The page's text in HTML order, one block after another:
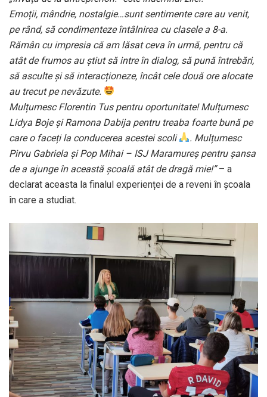
Emoții, mândrie, nostalgie…sunt sentimente care au venit,
pe rând, să condimenteze întâlnirea cu clasele a 8-a.
Rămân cu impresia că am lăsat ceva în urmă, pentru că
atât de frumos au știut să intre în dialog, să pună întrebări,
să asculte și să interacționeze, încât cele două ore alocate
au trecut pe nevăzute.
Mulțumesc Florentin Tus pentru oportunitate! Mulțumesc
Lidya Boje și Ramona Dabija pentru treaba foarte bună pe
care o faceți la conducerea acestei scoli
. Mulțumesc
Pirvu Gabriela și Pop Mihai – ISJ Maramureș pentru șansa
de a ajunge în această școală atât de dragă mie!”– a
declarat aceasta la finalul experienței de a reveni în școala
în care a studiat.